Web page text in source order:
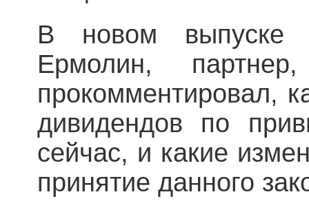
В новом выпуске
Ермолин,
прокомментировал,
дивидендов по
сейчас, и какие
принятие данного